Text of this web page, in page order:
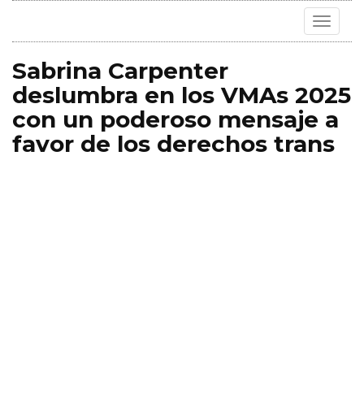
Toggle
Sabrina Carpenter
deslumbra en los VMAs 2025
con un poderoso mensaje a
favor de los derechos trans